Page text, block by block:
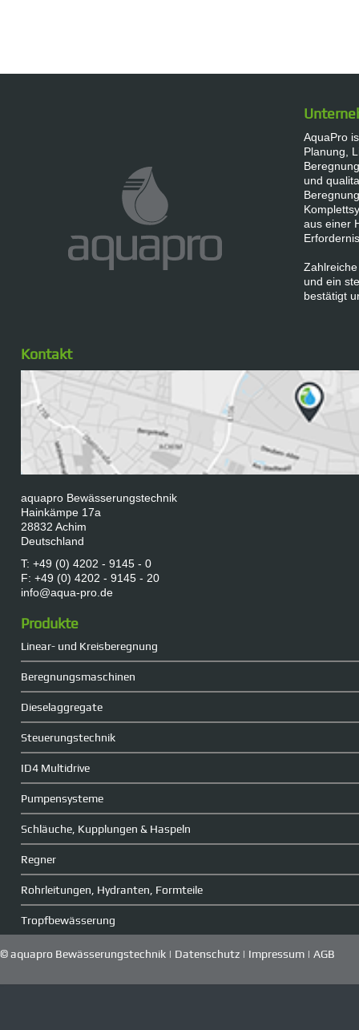
AquaPro
Planung,
und
aus einer
und ein
bestätigt
Kontakt
aquapro Bewässerungstechnik
Hainkämpe 17a
28832 Achim
Deutschland
T: +49 (0) 4202 - 9145 - 0
F: +49 (0) 4202 - 9145 - 20
info@aqua-pro.de
Produkte
Linear- und Kreisberegnung
Beregnungsmaschinen
Dieselaggregate
Steuerungstechnik
ID4 Multidrive
Pumpensysteme
Schläuche, Kupplungen & Haspeln
Regner
Rohrleitungen, Hydranten, Formteile
Tropfbewässerung
© aquapro Bewässerungstechnik | Datenschutz | Impressum | AGB